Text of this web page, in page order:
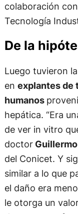
colaboración
Tecnología
De la
Luego tuvieron
en explantes de
humanos
hepática. “Era
de ver in vitro
doctor
del Conicet. Y
similar a lo que
el daño era
le otorga un